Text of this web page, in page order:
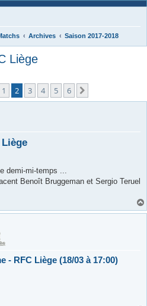
Archives Saison 2017-2018
Liège
Précédente
1 2 3 4 5 6
demi-mi-temps ...
Benoît Bruggeman et Sergio Teruel
- RFC Liège (18/03 à 17:00)